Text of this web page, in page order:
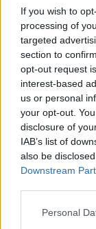
If you wish to
processing of
targeted
section to
opt-out request
interest-based
us or personal
your opt-out.
disclosure of
IAB’s list of
also be
Downstream
Personal
γραμμής»!